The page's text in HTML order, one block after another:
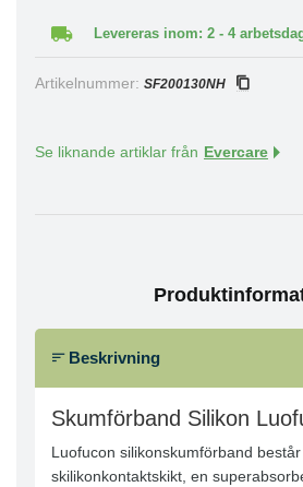
Levereras inom: 2 - 4
Artikelnummer: SF200130NH
Se liknande artiklar från Evercare
Beskrivning
Skumförband Silikon
Luofucon silikonskumförband
skilikonkontaktskikt, en